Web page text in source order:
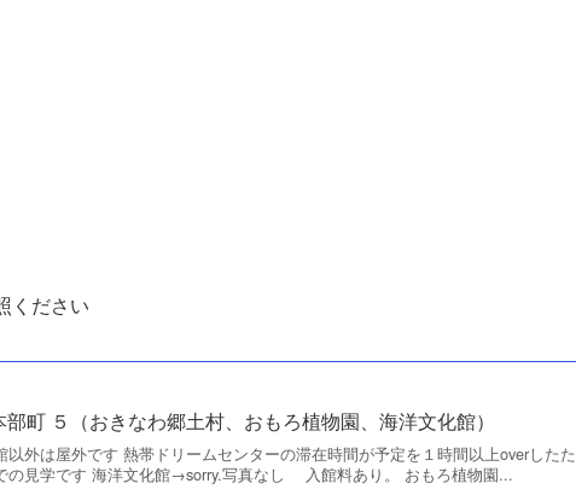
ください
町 ５（おきなわ郷土村、おもろ植物園、海洋文化館）
以外は屋外です 熱帯ドリームセンターの滞在時間が予定を１時間以上overしたた
の見学です 海洋文化館→sorry.写真なし 入館料あり。 おもろ植物園...